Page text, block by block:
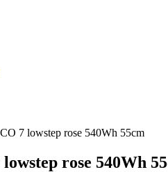
7 lowstep rose 540Wh 55cm
rose 540Wh